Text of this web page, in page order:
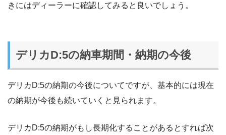
きにはディーラーに確認してみると良いでしょう。
デリカD:5の納車期間・納期の今後
デリカD:5の納期の今後についてですが、基本的には現在
の納期が今後も続いていくと見られます。
デリカD:5の納期がもし長期化することがあるとすれば次